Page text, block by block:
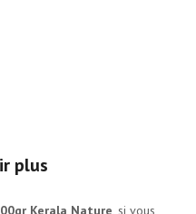
plus
Kerala Nature, si vous